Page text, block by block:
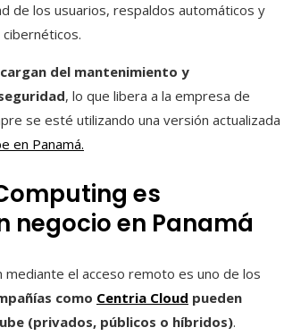
de los usuarios, respaldos automáticos y
del mantenimiento y
, lo que libera a la empresa de
se esté utilizando una versión actualizada
en Panamá.
es
negocio en Panamá
mediante el acceso remoto es uno de los
como Centria Cloud pueden
(privados, públicos o híbridos).